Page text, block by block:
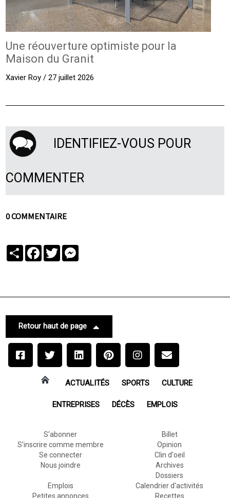
Une réouverture optimiste pour la
Maison du Granit
Xavier Roy / 27 juillet 2026
IDENTIFIEZ-VOUS POUR
COMMENTER
0 COMMENTAIRE
PartagerFacebook
Twitter
Retour haut de page
ACTUALITÉS SPORTS CULTURE
ENTREPRISES DÉCÈS EMPLOIS
S'abonner
S'inscrire comme membre
Se connecter
Nous joindre
Billet
Opinion
Clin d'oeil
Archives
Dossiers
Emplois
Petites annonces
Calendrier d'activités
Recettes